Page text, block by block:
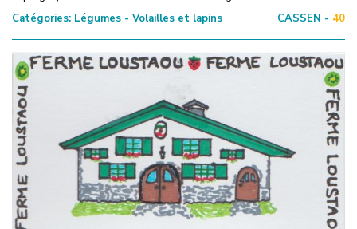
Catégories: Légumes - Volailles et lapins CASSEN - 40